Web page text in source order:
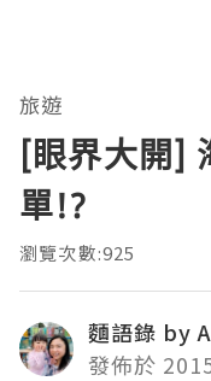
旅遊
[眼界大開]
單!?
瀏覽次數:925
麵語錄 by
發佈於